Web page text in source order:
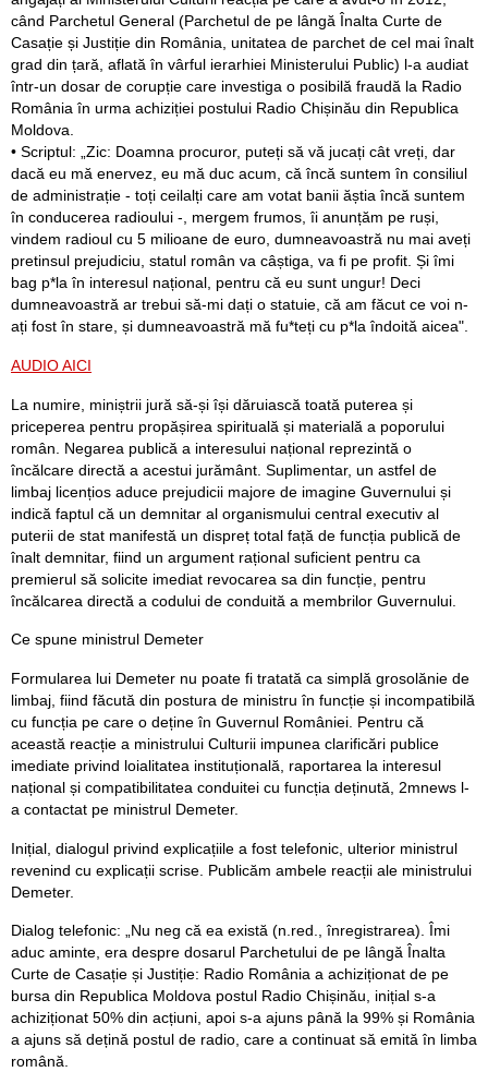
când Parchetul General (Parchetul de pe lângă Înalta Curte de
Casație și Justiție din România, unitatea de parchet de cel mai înalt
grad din țară, aflată în vârful ierarhiei Ministerului Public) l-a audiat
într-un dosar de corupție care investiga o posibilă fraudă la Radio
România în urma achiziției postului Radio Chișinău din Republica
Moldova.
• Scriptul: „Zic: Doamna procuror, puteți să vă jucați cât vreți, dar
dacă eu mă enervez, eu mă duc acum, că încă suntem în consiliul
de administrație - toți ceilalți care am votat banii ăștia încă suntem
în conducerea radioului -, mergem frumos, îi anunțăm pe ruși,
vindem radioul cu 5 milioane de euro, dumneavoastră nu mai aveți
pretinsul prejudiciu, statul român va câștiga, va fi pe profit. Și îmi
bag p*la în interesul național, pentru că eu sunt ungur! Deci
dumneavoastră ar trebui să-mi dați o statuie, că am făcut ce voi n-
ați fost în stare, și dumneavoastră mă fu*teți cu p*la îndoită aicea".
AUDIO AICI
La numire, miniștrii jură să-și își dăruiască toată puterea și
priceperea pentru propășirea spirituală și materială a poporului
român. Negarea publică a interesului național reprezintă o
încălcare directă a acestui jurământ. Suplimentar, un astfel de
limbaj licențios aduce prejudicii majore de imagine Guvernului și
indică faptul că un demnitar al organismului central executiv al
puterii de stat manifestă un dispreț total față de funcția publică de
înalt demnitar, fiind un argument rațional suficient pentru ca
premierul să solicite imediat revocarea sa din funcție, pentru
încălcarea directă a codului de conduită a membrilor Guvernului.
Ce spune ministrul Demeter
Formularea lui Demeter nu poate fi tratată ca simplă grosolănie de
limbaj, fiind făcută din postura de ministru în funcție și incompatibilă
cu funcția pe care o deține în Guvernul României. Pentru că
această reacție a ministrului Culturii impunea clarificări publice
imediate privind loialitatea instituțională, raportarea la interesul
național și compatibilitatea conduitei cu funcția deținută, 2mnews l-
a contactat pe ministrul Demeter.
Inițial, dialogul privind explicațiile a fost telefonic, ulterior ministrul
revenind cu explicații scrise. Publicăm ambele reacții ale ministrului
Demeter.
Dialog telefonic: „Nu neg că ea există (n.red., înregistrarea). Îmi
aduc aminte, era despre dosarul Parchetului de pe lângă Înalta
Curte de Casație și Justiție: Radio România a achiziționat de pe
bursa din Republica Moldova postul Radio Chișinău, inițial s-a
achiziționat 50% din acțiuni, apoi s-a ajuns până la 99% și România
a ajuns să dețină postul de radio, care a continuat să emită în limba
română.